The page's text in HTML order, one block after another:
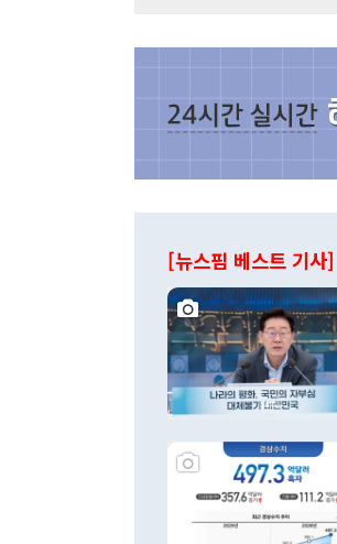
[뉴스핌 베스트 기사]